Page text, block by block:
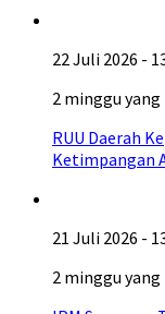
22 Juli 2026 -
2 minggu yang
RUU Daerah
Ketimpangan
21 Juli 2026 -
2 minggu yang